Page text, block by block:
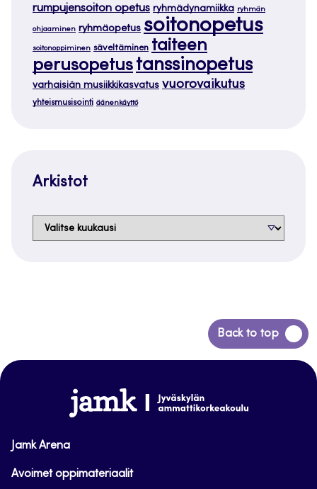
rumpujensoiton opetus ryhmädynamiikka ryhmän
ohjaaminen ryhmäopetus soitonopetus
soitonoppiminen säveltäminen taiteen
perusopetus tanssinopetus
varhaisiän musiikkikasvatus vuorovaikutus
yhteismusisointi äänenkäyttö
Arkistot
Arkistot
Back to top
Siirry
takaisin
www.jamk.fi
Jamk Arena
Avoimet oppimateriaalit